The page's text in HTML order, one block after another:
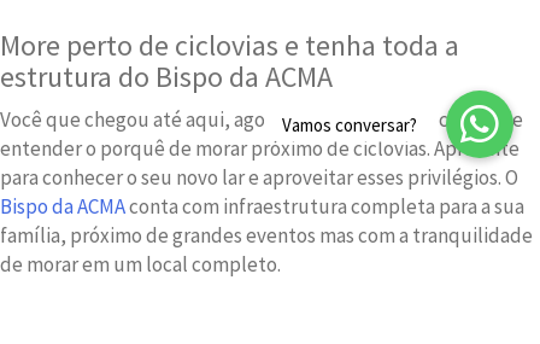
More perto de ciclovias e tenha toda a
estrutura do Bispo da ACMA
Você que chegou até aqui, agora está por dentro e consegue
entender o porquê de morar próximo de ciclovias. Aproveite
para conhecer o seu novo lar e aproveitar esses privilégios. O
Bispo da ACMAconta com infraestrutura completa para a sua
família, próximo de grandes eventos mas com a tranquilidade
de morar em um local completo.